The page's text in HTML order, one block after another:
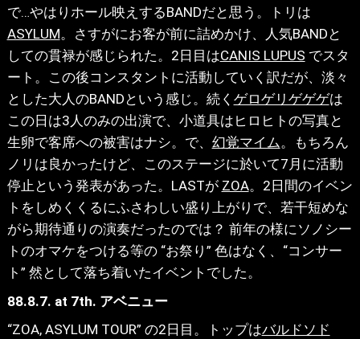
で…やはりホール映えするBANDだと思う。トリは
ASYLUM。さすがにお客が前に詰めかけ、人気BANDと
しての貫禄が感じられた。2日目はCANIS LUPUS でスタ
ート。この後コンスタントに活動していく訳だが、淡々
とした大人のBANDという感じ。続く ゲロゲリゲゲゲは
この日は3人のみの出演で、小道具はヒロヒトの写真と
生卵で客席への被害はナシ。で、 幻覚マイム。もちろん
ノリは良かったけど、このステージに於いて7月に活動
停止という発表があった。LASTが ZOA。2日間のイベン
トをしめくくるにふさわしい盛り上がりで、若干短めな
がら期待通りの演奏だったのでは？ 前年の様にソノシー
トのオマケをつける等の “お祭り” 色はなく、“コンサー
ト” 然として落ち着いたイベントでした。
88.8.7. at 7th. アベニュー
“ZOA, ASYLUM TOUR” の2日目。トップはバルドソド